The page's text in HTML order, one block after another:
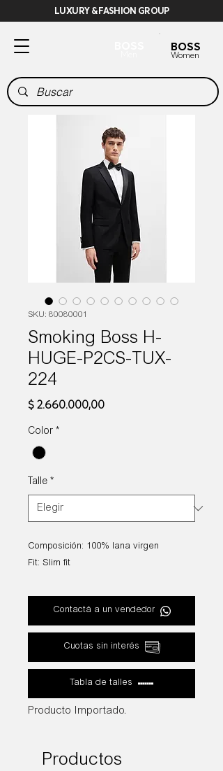
LUXURY & FASHION GROUP
BOSS
Women
SKU: 80080001
Smoking Boss H-
HUGE-P2CS-TUX-
224
$ 2.660.000,00Precio
Color *
Talle *
Composición: 100% lana virgen
Fit: Slim fit
Contactá a un vendedor
Cuotas sin interés
Tabla de talles
Producto Importado.
Productos